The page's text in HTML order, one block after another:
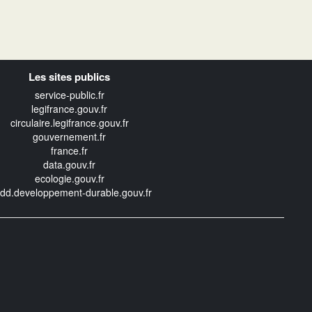
Les sites publics
service-public.fr
legifrance.gouv.fr
circulaire.legifrance.gouv.fr
gouvernement.fr
france.fr
data.gouv.fr
ecologie.gouv.fr
durable.gouv.fr